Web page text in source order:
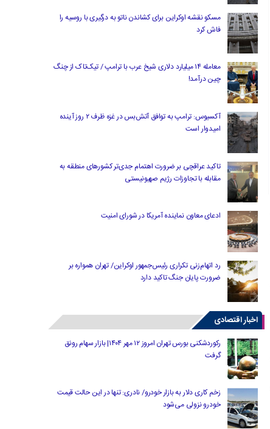
مسکو نقشه اوکراین برای کشاندن ناتو به درگیری با روسیه را
فاش کرد
معامله ۱۴ میلیارد دلاری شیخ عرب با ترامپ / تیک‌تاک از چنگ
چین درآمد!
آکسیوس: ترامپ به توافق آتش‌بس در غزه ظرف ۲ روز آینده
امیدوار است
تاکید عراقچی بر ضرورت اهتمام جدی‌تر کشورهای منطقه به
مقابله با تجاوزات رژیم صهیونیستی
ادعای معاون نماینده آمریکا در شورای امنیت
رد اتهام‌زنی تکراری رئیس‌جمهور اوکراین/ تهران همواره بر
ضرورت پایان جنگ تاکید دارد
اخبار اقتصادی
رکوردشکنی بورس تهران امروز ۱۲ مهر ۱۴۰۴| بازار سهام رونق
گرفت
زخم کاری دلار به بازار خودرو/ نادری: تنها در این حالت قیمت
خودرو نزولی می‌شود